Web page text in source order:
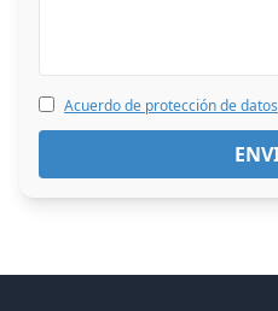
Acuerdo de protección de datos